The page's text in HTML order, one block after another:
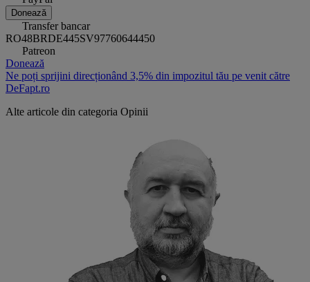
Donează
Transfer bancar
RO48BRDE445SV97760644450
Patreon
Donează
Ne poți sprijini direcționând 3,5% din impozitul tău pe venit către
DeFapt.ro
Alte articole din categoria Opinii